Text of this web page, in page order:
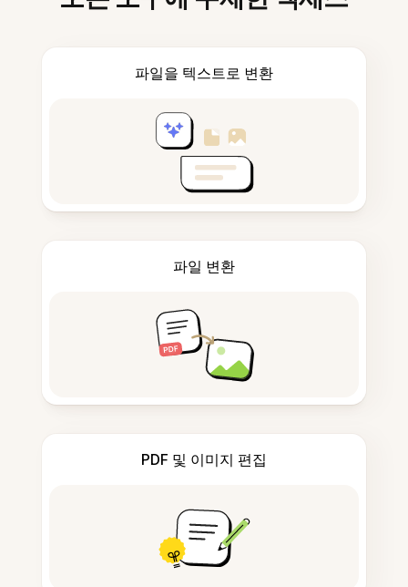
파일을 텍스트로 변환
파일 변환
PDF 및 이미지 편집